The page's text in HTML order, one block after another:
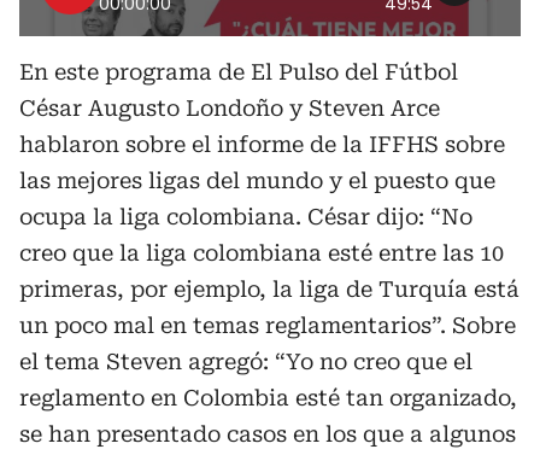
En este programa de El Pulso del Fútbol
César Augusto Londoño y Steven Arce
hablaron sobre el informe de la IFFHS sobre
las mejores ligas del mundo y el puesto que
ocupa la liga colombiana. César dijo: “No
creo que la liga colombiana esté entre las 10
primeras, por ejemplo, la liga de Turquía está
un poco mal en temas reglamentarios”. Sobre
el tema Steven agregó: “Yo no creo que el
reglamento en Colombia esté tan organizado,
se han presentado casos en los que a algunos